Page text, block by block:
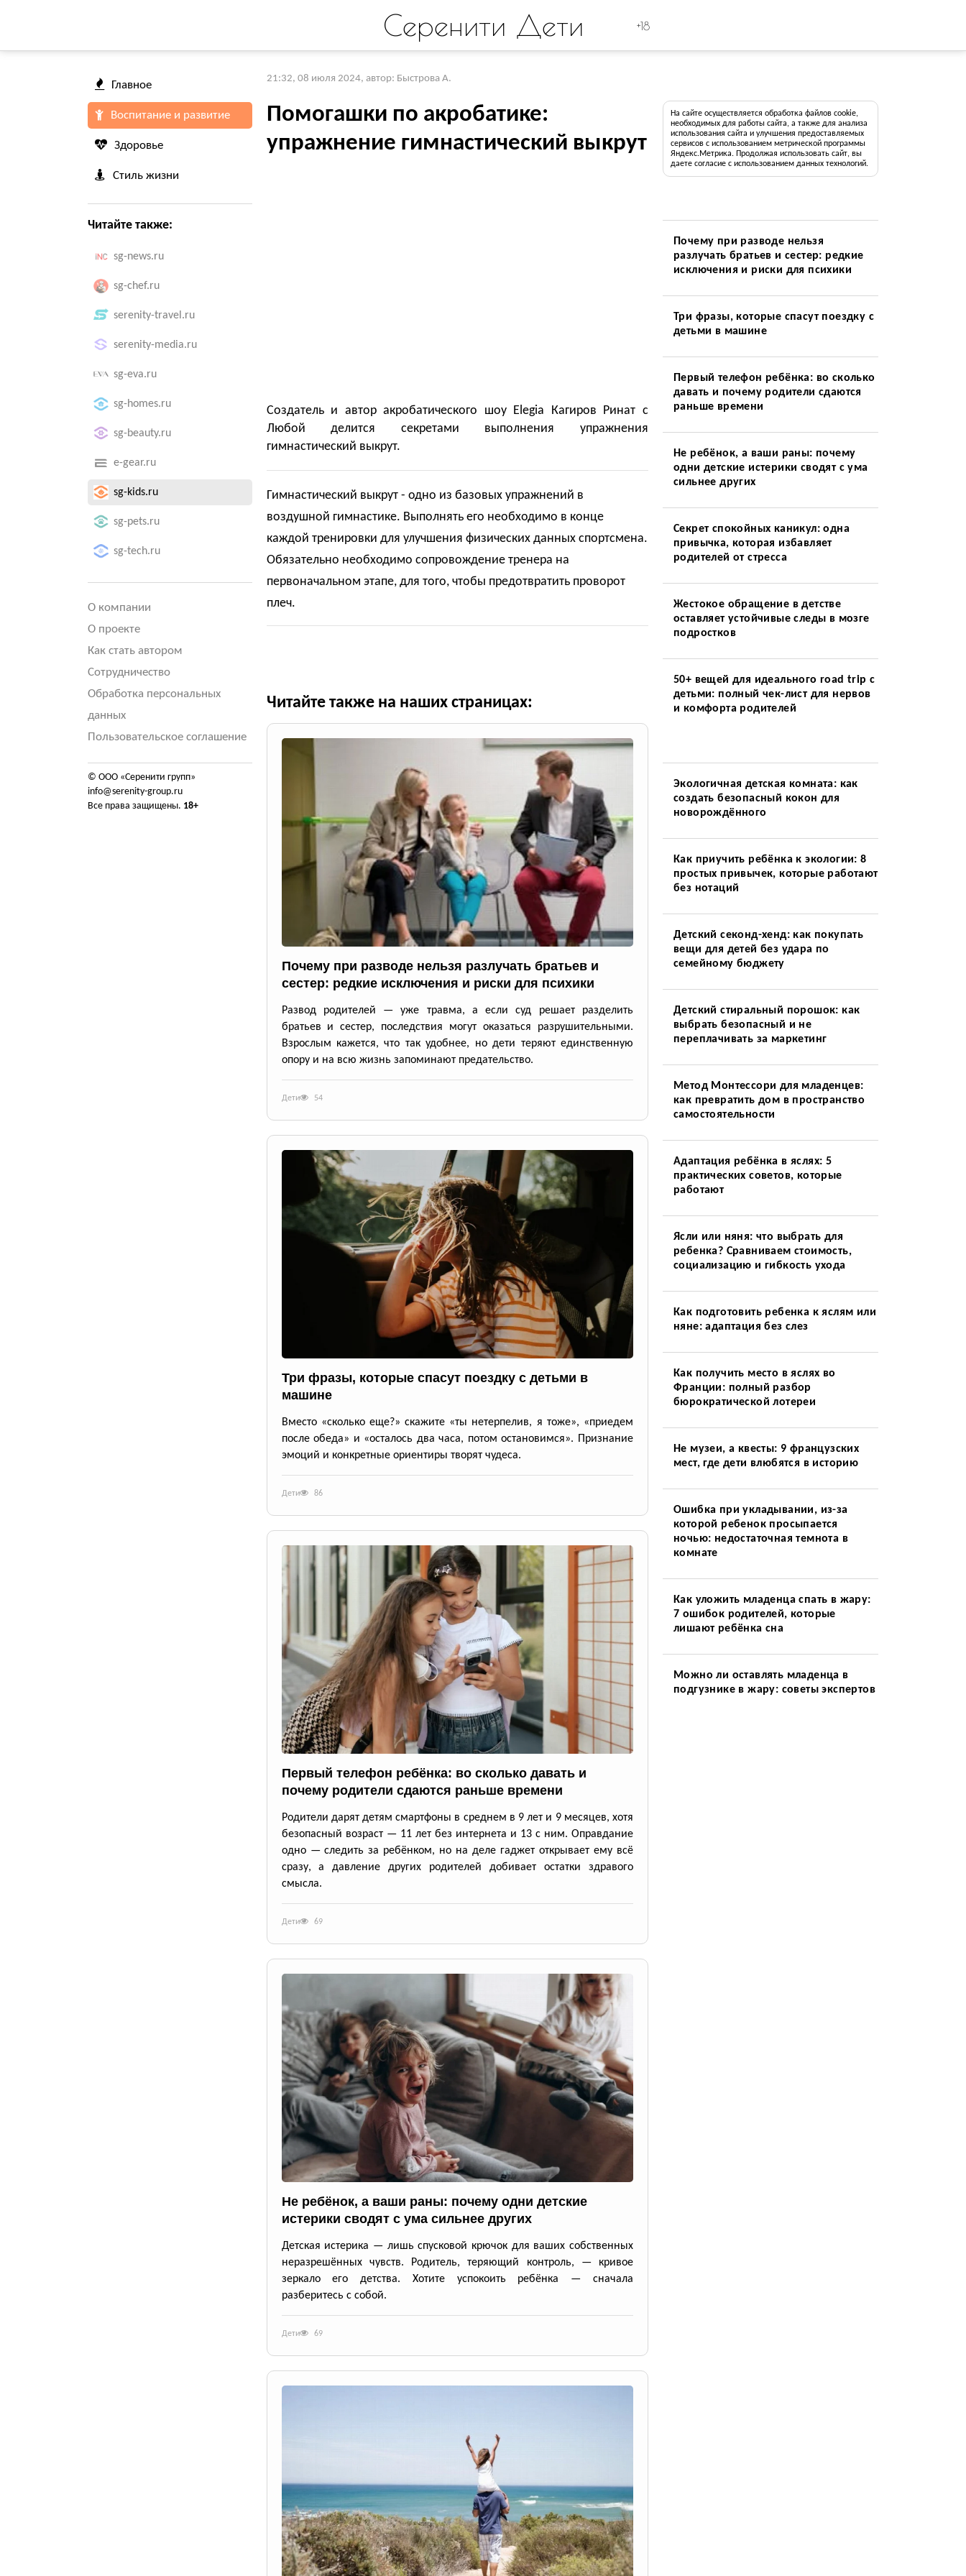
Серенити Дети +18
Главное
Воспитание и развитие
Здоровье
Стиль жизни
Читайте также:
sg-news.ru
sg-chef.ru
serenity-travel.ru
serenity-media.ru
sg-eva.ru
sg-homes.ru
sg-beauty.ru
e-gear.ru
sg-kids.ru
sg-pets.ru
sg-tech.ru
О компании
О проекте
Как стать автором
Сотрудничество
Обработка персональных
данных
Пользовательское соглашение
© ООО «Серенити групп»
info@serenity-group.ru
Все права защищены. 18+
21:32, 08 июля 2024, автор: Быстрова А.
Помогашки по акробатике:
упражнение гимнастический выкрут
Создатель и автор акробатического шоу Elegia Кагиров Ринат с
Любой делится секретами выполнения упражнения
гимнастический выкрут.
Гимнастический выкрут - одно из базовых упражнений в
воздушной гимнастике. Выполнять его необходимо в конце
каждой тренировки для улучшения физических данных спортсмена.
Обязательно необходимо сопровождение тренера на
первоначальном этапе, для того, чтобы предотвратить проворот
плеч.
Читайте также на наших страницах:
Почему при разводе нельзя разлучать братьев и
сестер: редкие исключения и риски для психики
Развод родителей — уже травма, а если суд решает разделить
братьев и сестер, последствия могут оказаться разрушительными.
Взрослым кажется, что так удобнее, но дети теряют единственную
опору и на всю жизнь запоминают предательство.
Дети 54
Три фразы, которые спасут поездку с детьми в
машине
Вместо «сколько еще?» скажите «ты нетерпелив, я тоже», «приедем
после обеда» и «осталось два часа, потом остановимся». Признание
эмоций и конкретные ориентиры творят чудеса.
Дети 86
Первый телефон ребёнка: во сколько давать и
почему родители сдаются раньше времени
Родители дарят детям смартфоны в среднем в 9 лет и 9 месяцев, хотя
безопасный возраст — 11 лет без интернета и 13 с ним. Оправдание
одно — следить за ребёнком, но на деле гаджет открывает ему всё
сразу, а давление других родителей добивает остатки здравого
смысла.
Дети 69
Не ребёнок, а ваши раны: почему одни детские
истерики сводят с ума сильнее других
Детская истерика — лишь спусковой крючок для ваших собственных
неразрешённых чувств. Родитель, теряющий контроль, — кривое
зеркало его детства. Хотите успокоить ребёнка — сначала
разберитесь с собой.
Дети 69
На сайте осуществляется обработка файлов cookie,
необходимых для работы сайта, а также для анализа
использования сайта и улучшения предоставляемых
сервисов с использованием метрической программы
Яндекс.Метрика. Продолжая использовать сайт, вы
даете согласие с использованием данных технологий.
Почему при разводе нельзя
разлучать братьев и сестер: редкие
исключения и риски для психики
Три фразы, которые спасут поездку с
детьми в машине
Первый телефон ребёнка: во сколько
давать и почему родители сдаются
раньше времени
Не ребёнок, а ваши раны: почему
одни детские истерики сводят с ума
сильнее других
Секрет спокойных каникул: одна
привычка, которая избавляет
родителей от стресса
Жестокое обращение в детстве
оставляет устойчивые следы в мозге
подростков
50+ вещей для идеального road trip с
детьми: полный чек-лист для нервов
и комфорта родителей
Экологичная детская комната: как
создать безопасный кокон для
новорождённого
Как приучить ребёнка к экологии: 8
простых привычек, которые работают
без нотаций
Детский секонд-хенд: как покупать
вещи для детей без удара по
семейному бюджету
Детский стиральный порошок: как
выбрать безопасный и не
переплачивать за маркетинг
Метод Монтессори для младенцев:
как превратить дом в пространство
самостоятельности
Адаптация ребёнка в яслях: 5
практических советов, которые
работают
Ясли или няня: что выбрать для
ребенка? Сравниваем стоимость,
социализацию и гибкость ухода
Как подготовить ребенка к яслям или
няне: адаптация без слез
Как получить место в яслях во
Франции: полный разбор
бюрократической лотереи
Не музеи, а квесты: 9 французских
мест, где дети влюбятся в историю
Ошибка при укладывании, из-за
которой ребенок просыпается
ночью: недостаточная темнота в
комнате
Как уложить младенца спать в жару:
7 ошибок родителей, которые
лишают ребёнка сна
Можно ли оставлять младенца в
подгузнике в жару: советы экспертов